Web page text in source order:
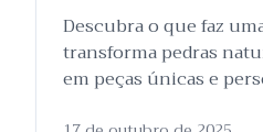
Descubra o que faz
transforma pedras
em peças únicas e